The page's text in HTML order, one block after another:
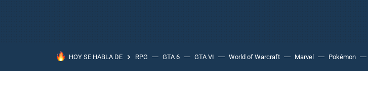
HOY SE HABLA DE RPG GTA 6 GTA VI World of Warcraft Marvel Pokémon